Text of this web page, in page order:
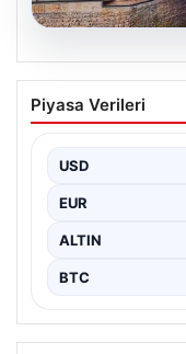
Enflasyon
açıklanacak?
Piyasa Verileri
USD
EUR
ALTIN
BTC